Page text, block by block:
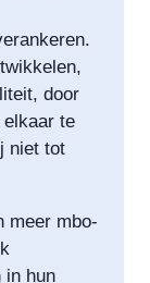
door
elkaar te
niet tot
meer mbo-
in hun